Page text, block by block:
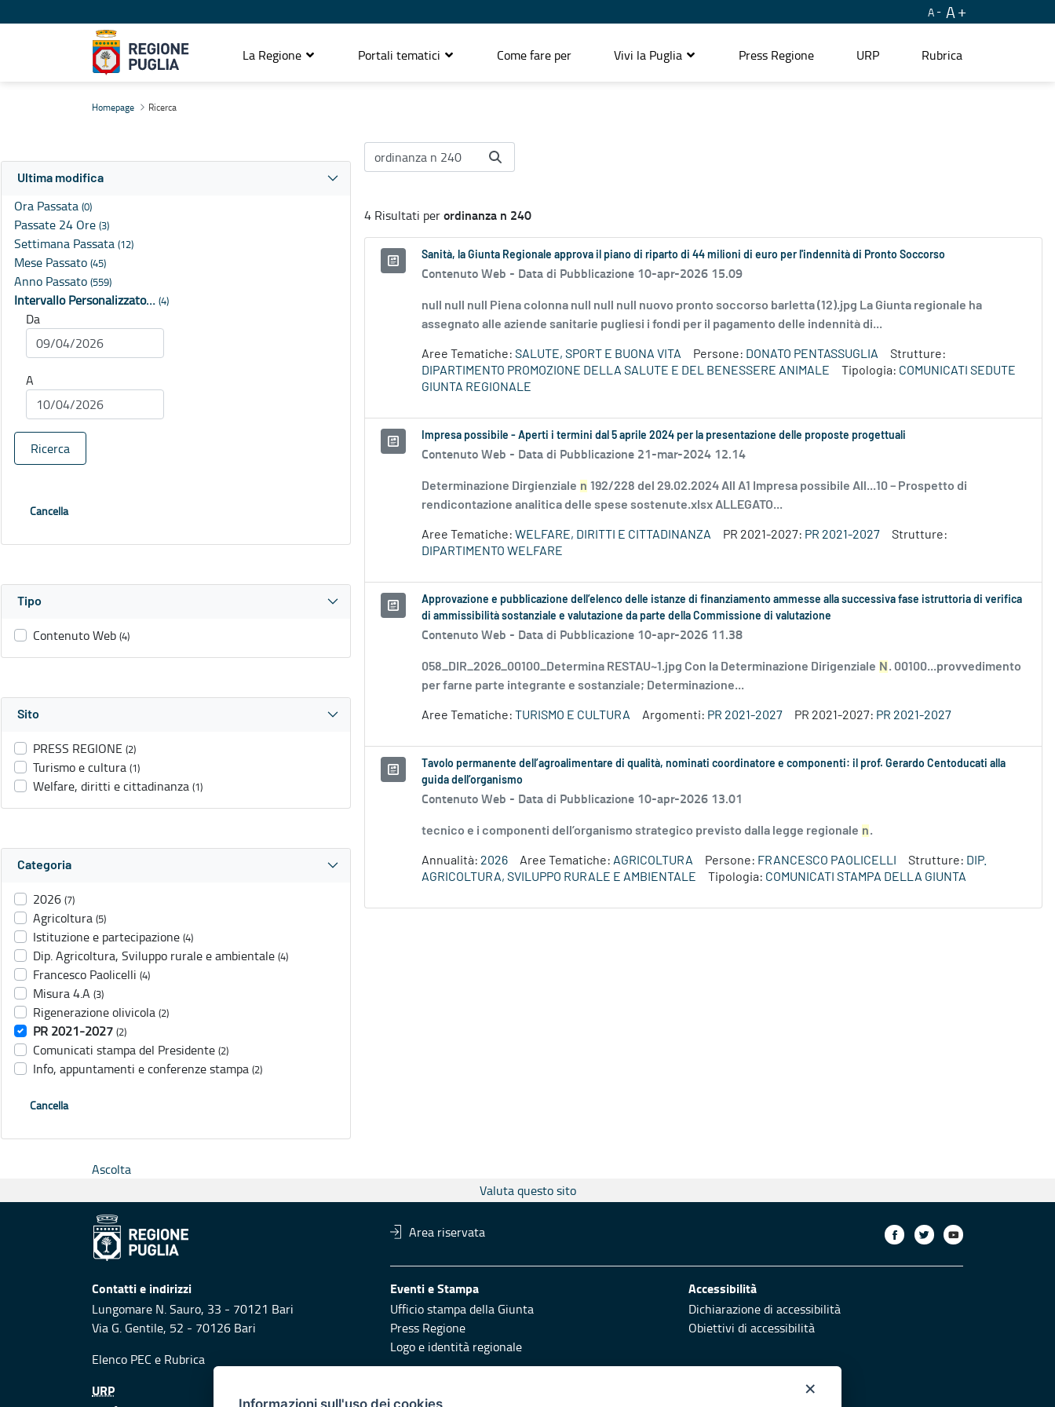
A A
La Regione Portali tematici Come fare per Vivi la Puglia Press Regione URP Rubrica
Homepage Ricerca
Ultima modifica
Ora Passata (0)
Passate 24 Ore (3)
Settimana Passata (12)
Mese Passato (45)
Anno Passato (559)
Intervallo Personalizzato… (4)
Da
A
Ricerca
Cancella
Tipo
Contenuto Web (4)
Sito
PRESS REGIONE (2)
Turismo e cultura (1)
Welfare, diritti e cittadinanza (1)
Categoria
2026 (7)
Agricoltura (5)
Istituzione e partecipazione (4)
Dip. Agricoltura, Sviluppo rurale e ambientale (4)
Francesco Paolicelli (4)
Misura 4.A (3)
Rigenerazione olivicola (2)
PR 2021-2027 (2)
Comunicati stampa del Presidente (2)
Info, appuntamenti e conferenze stampa (2)
Cancella
4 Risultati perordinanza n 240
Sanità, la Giunta Regionale approva il piano di riparto di 44 milioni di euro per l'indennità di Pronto Soccorso
Contenuto Web - Data di Pubblicazione 10-apr-2026 15.09
null null null Piena colonna null null null nuovo pronto soccorso barletta (12).jpg La Giunta regionale ha
assegnato alle aziende sanitarie pugliesi i fondi per il pagamento delle indennità di...
Aree Tematiche: SALUTE, SPORT E BUONA VITA Persone: DONATO PENTASSUGLIA
Strutture:
DIPARTIMENTO PROMOZIONE DELLA SALUTE E DEL BENESSERE ANIMALE
Tipologia: COMUNICATI SEDUTE
GIUNTA REGIONALE
Impresa possibile - Aperti i termini dal 5 aprile 2024 per la presentazione delle proposte progettuali
Contenuto Web - Data di Pubblicazione 21-mar-2024 12.14
Determinazione Dirgienziale n 192/228 del 29.02.2024 All A1 Impresa possibile All...10 – Prospetto di
rendicontazione analitica delle spese sostenute.xlsx ALLEGATO...
Aree Tematiche: WELFARE, DIRITTI E CITTADINANZA PR 2021-2027: PR 2021-2027
Strutture:
DIPARTIMENTO WELFARE
Approvazione e pubblicazione dell’elenco delle istanze di finanziamento ammesse alla successiva fase istruttoria di verifica
di ammissibilità sostanziale e valutazione da parte della Commissione di valutazione
Contenuto Web - Data di Pubblicazione 10-apr-2026 11.38
058_DIR_2026_00100_Determina RESTAU~1.jpg Con la Determinazione Dirigenziale N . 00100...provvedimento
per farne parte integrante e sostanziale; Determinazione...
Aree Tematiche: TURISMO E CULTURA Argomenti: PR 2021-2027 PR 2021-2027: PR 2021-2027
Tavolo permanente dell’agroalimentare di qualità, nominati coordinatore e componenti: il prof. Gerardo Centoducati alla
guida dell’organismo
Contenuto Web - Data di Pubblicazione 10-apr-2026 13.01
tecnico e i componenti dell’organismo strategico previsto dalla legge regionale n.
Annualità: 2026 Aree Tematiche: AGRICOLTURA Persone: FRANCESCO PAOLICELLI Strutture: DIP.
AGRICOLTURA, SVILUPPO RURALE E AMBIENTALE
Tipologia: COMUNICATI STAMPA DELLA GIUNTA
Ascolta
Valuta questo sito
Area riservata
Contatti e indirizzi
Lungomare N. Sauro, 33 - 70121 Bari
Via G. Gentile, 52 - 70126 Bari
Elenco PEC e Rubrica
Eventi e Stampa
Ufficio stampa della Giunta
Press Regione
Logo e identità regionale
Accessibilità
Dichiarazione di accessibilità
Obiettivi di accessibilità
URP ×
Informazioni sull'uso dei cookies